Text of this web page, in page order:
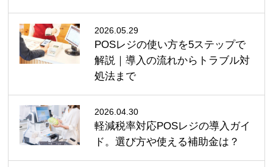
2026.05.29
POSレジの使い方を5ステップで
解説｜導入の流れからトラブル対
処法まで
2026.04.30
軽減税率対応POSレジの導入ガイ
ド。選び方や使える補助金は？